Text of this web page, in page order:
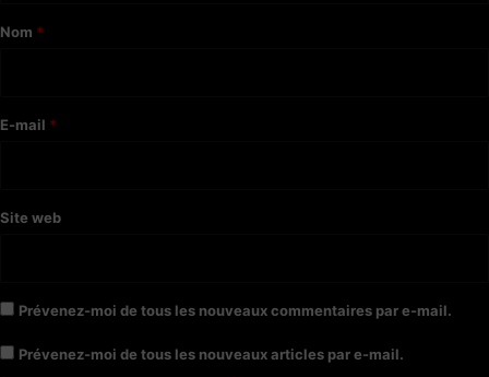
a
e
Nom *
E-mail *
Site web
Prévenez-moi de tous les nouveaux commentaires par e-mail.
Prévenez-moi de tous les nouveaux articles par e-mail.